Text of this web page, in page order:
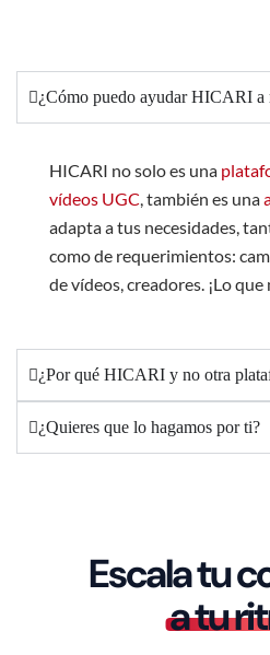
¿Cómo puedo ayudar HICARI a
HICARI no solo es una
vídeos UGC, también es una
adapta a tus necesidades,
como de requerimientos:
de vídeos, creadores. ¡Lo que
¿Por qué HICARI y no otra
¿Quieres que lo hagamos por ti?
Escala tu
a tu